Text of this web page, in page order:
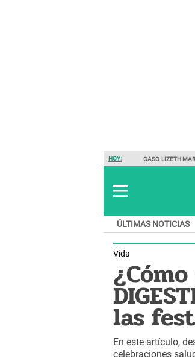
HOY: CASO LIZETH
ÚLTIMAS NOTICIAS
Vida
las
En este artículo,
celebraciones